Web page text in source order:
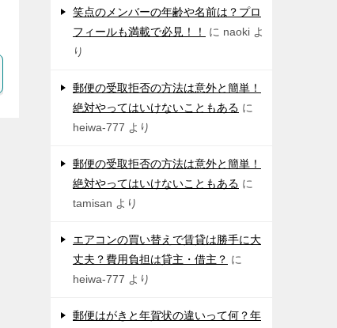
笑点のメンバーの年齢や名前は？プロ
フィールも満載で必見！！
に naoki よ
り
郵便の受取拒否の方法は意外と簡単！
絶対やってはいけないこともある に
heiwa-777 より
郵便の受取拒否の方法は意外と簡単！
絶対やってはいけないこともある に
tamisan より
エアコンの買い替えで賃貸は勝手に大
丈夫？費用負担は貸主・借主？ に
heiwa-777 より
郵便はがきと年賀状の違いって何？年